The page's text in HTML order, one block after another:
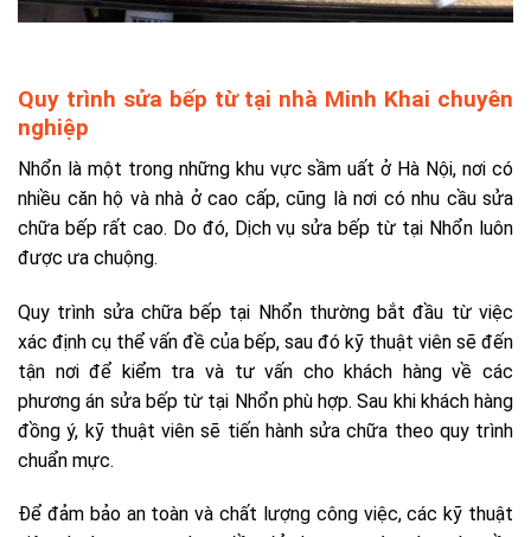
Quy trình sửa bếp từ tại nhà Minh Khai chuyên
nghiệp
Nhổn là một trong những khu vực sầm uất ở Hà Nội, nơi có
nhiều căn hộ và nhà ở cao cấp, cũng là nơi có nhu cầu sửa
chữa bếp rất cao. Do đó, Dịch vụ sửa bếp từ tại Nhổn luôn
được ưa chuộng.
Quy trình sửa chữa bếp tại Nhổn thường bắt đầu từ việc
xác định cụ thể vấn đề của bếp, sau đó kỹ thuật viên sẽ đến
tận nơi để kiểm tra và tư vấn cho khách hàng về các
phương án sửa bếp từ tại Nhổn phù hợp. Sau khi khách hàng
đồng ý, kỹ thuật viên sẽ tiến hành sửa chữa theo quy trình
chuẩn mực.
Để đảm bảo an toàn và chất lượng công việc, các kỹ thuật